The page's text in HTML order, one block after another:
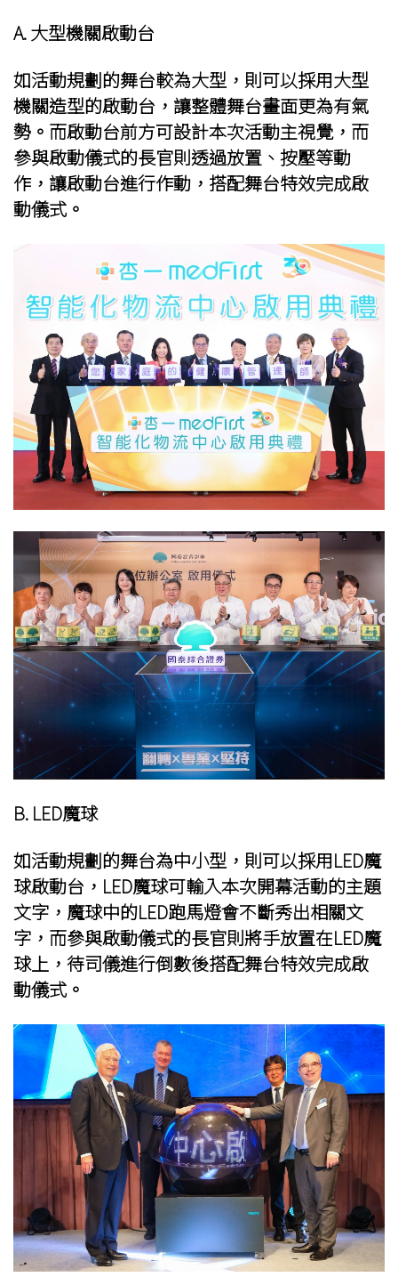
A. 大型機關啟動台
如活動規劃的舞台較為大型，則可以採用大型
機關造型的啟動台，讓整體舞台畫面更為有氣
勢。而啟動台前方可設計本次活動主視覺，而
參與啟動儀式的長官則透過放置、按壓等動
作，讓啟動台進行作動，搭配舞台特效完成啟
動儀式。
B. LED魔球
如活動規劃的舞台為中小型，則可以採用LED魔
球啟動台，LED魔球可輸入本次開幕活動的主題
文字，魔球中的LED跑馬燈會不斷秀出相關文
字，而參與啟動儀式的長官則將手放置在LED魔
球上，待司儀進行倒數後搭配舞台特效完成啟
動儀式。